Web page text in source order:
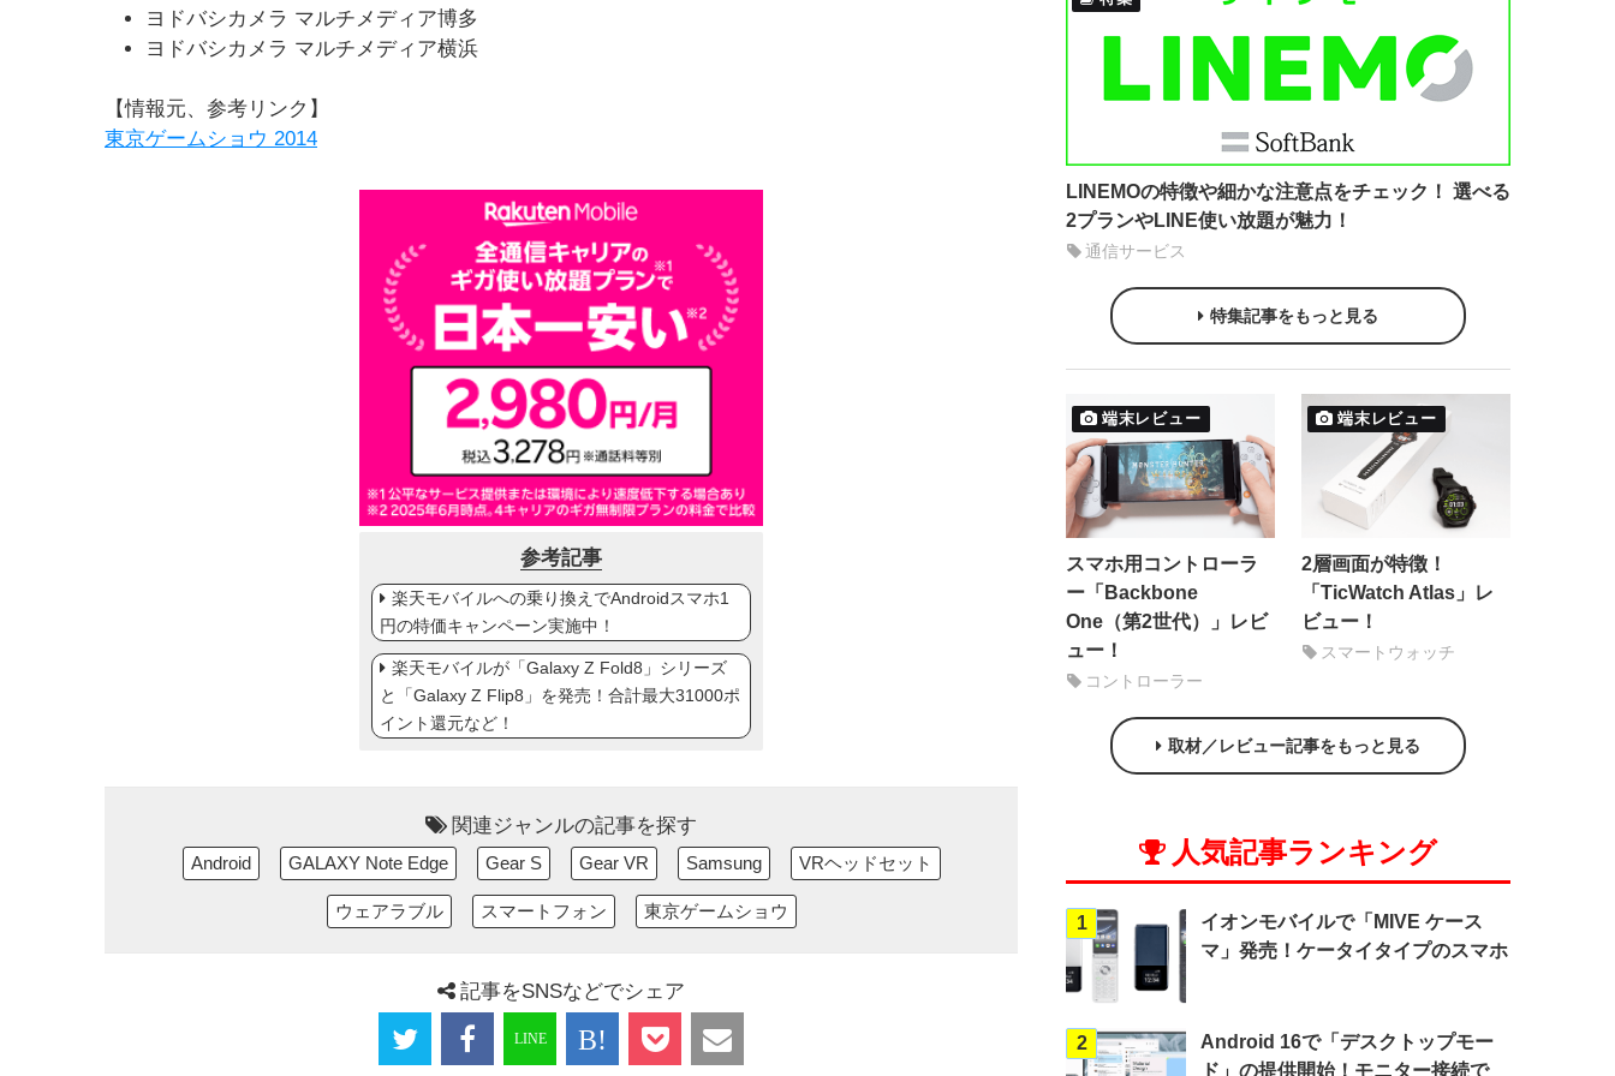
ヨドバシカメラ マルチメディア博多
ヨドバシカメラ マルチメディア横浜
【情報元、参考リンク】
東京ゲームショウ 2014
参考記事
楽天モバイルへの乗り換えでAndroidスマホ1
円の特価キャンペーン実施中！
楽天モバイルが「Galaxy Z Fold8」シリーズ
と「Galaxy Z Flip8」を発売！合計最大31000ポ
イント還元など！
関連ジャンルの記事を探す
Android GALAXY Note Edge Gear S Gear VR Samsung VRヘッドセット
ウェアラブル スマートフォン 東京ゲームショウ
記事をSNSなどでシェア
LINEMOの特徴や細かな注意点をチェック！ 選べる
2プランやLINE使い放題が魅力！
通信サービス
特集記事をもっと見る
端末レビュー
スマホ用コントローラ
ー「Backbone
One（第2世代）」レビ
ュー！
コントローラー
端末レビュー
2層画面が特徴！
「TicWatch Atlas」レ
ビュー！
スマートウォッチ
取材／レビュー記事をもっと見る
人気記事ランキング
1
イオンモバイルで「MIVE ケース
マ」発売！ケータイタイプのスマホ
2
Android 16で「デスクトップモー
ド」の提供開始！モニター接続で